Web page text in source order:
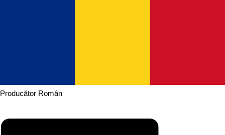
Producător Român